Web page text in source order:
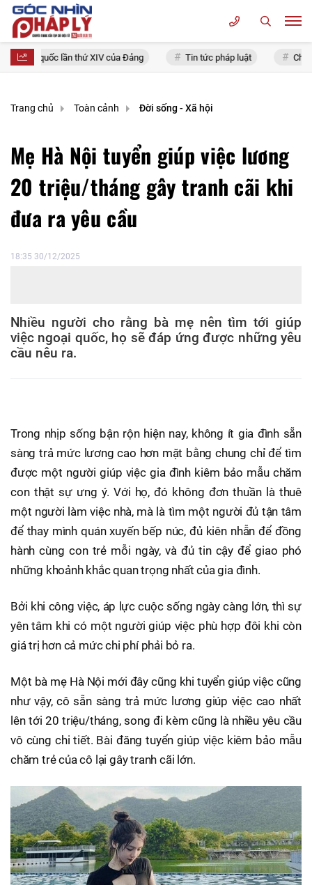
quốc lần thứ XIV của Đảng Tin tức pháp luật Chính
Trang chủ Toàn cảnh Đời sống - Xã hội
Mẹ Hà Nội tuyển giúp việc lương
20 triệu/tháng gây tranh cãi khi
đưa ra yêu cầu
18:35 30/12/2025
Nhiều người cho rằng bà mẹ nên tìm tới giúp
việc ngoại quốc, họ sẽ đáp ứng được những yêu
cầu nêu ra.
Trong nhịp sống bận rộn hiện nay, không ít gia đình sẵn
sàng trả mức lương cao hơn mặt bằng chung chỉ để tìm
được một người giúp việc gia đình kiêm bảo mẫu chăm
con thật sự ưng ý. Với họ, đó không đơn thuần là thuê
một người làm việc nhà, mà là tìm một người đủ tận tâm
để thay mình quán xuyến bếp núc, đủ kiên nhẫn để đồng
hành cùng con trẻ mỗi ngày, và đủ tin cậy để giao phó
những khoảnh khắc quan trọng nhất của gia đình.
Bởi khi công việc, áp lực cuộc sống ngày càng lớn, thì sự
yên tâm khi có một người giúp việc phù hợp đôi khi còn
giá trị hơn cả mức chi phí phải bỏ ra.
Một bà mẹ Hà Nội mới đây cũng khi tuyển giúp việc cũng
như vậy, cô sẵn sàng trả mức lương giúp việc cao nhất
lên tới 20 triệu/tháng, song đi kèm cũng là nhiều yêu cầu
vô cùng chi tiết. Bài đăng tuyển giúp việc kiêm bảo mẫu
chăm trẻ của cô lại gây tranh cãi lớn.